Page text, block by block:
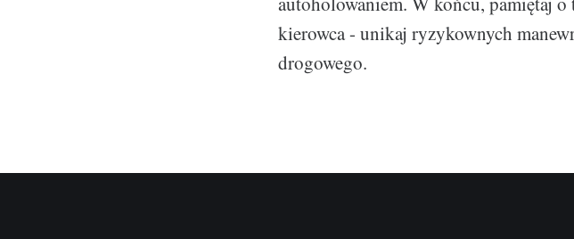
kierowca - unikaj ryzykownych
drogowego.